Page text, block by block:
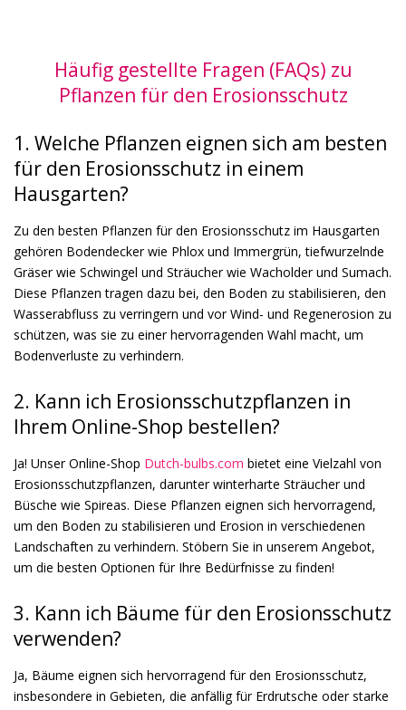
Häufig gestellte Fragen (FAQs) zu
Pflanzen für den Erosionsschutz
1. Welche Pflanzen eignen sich am besten
für den Erosionsschutz in einem
Hausgarten?
Zu den besten Pflanzen für den Erosionsschutz im Hausgarten
gehören Bodendecker wie Phlox und Immergrün, tiefwurzelnde
Gräser wie Schwingel und Sträucher wie Wacholder und Sumach.
Diese Pflanzen tragen dazu bei, den Boden zu stabilisieren, den
Wasserabfluss zu verringern und vor Wind- und Regenerosion zu
schützen, was sie zu einer hervorragenden Wahl macht, um
Bodenverluste zu verhindern.
2. Kann ich Erosionsschutzpflanzen in
Ihrem Online-Shop bestellen?
Ja! Unser Online-Shop Dutch-bulbs.com bietet eine Vielzahl von
Erosionsschutzpflanzen, darunter winterharte Sträucher und
Büsche wie Spireas. Diese Pflanzen eignen sich hervorragend,
um den Boden zu stabilisieren und Erosion in verschiedenen
Landschaften zu verhindern. Stöbern Sie in unserem Angebot,
um die besten Optionen für Ihre Bedürfnisse zu finden!
3. Kann ich Bäume für den Erosionsschutz
verwenden?
Ja, Bäume eignen sich hervorragend für den Erosionsschutz,
insbesondere in Gebieten, die anfällig für Erdrutsche oder starke